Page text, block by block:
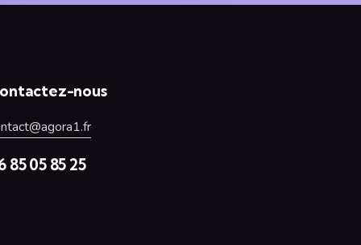
nous
85 05 85 25